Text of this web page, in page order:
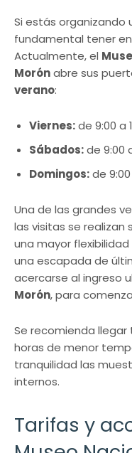
Si estás organizando
fundamental tener
Actualmente, el
Morónabre sus
verano:
Viernes:de 9:00 a
Sábados:de 9:00
Domingos:de
Una de las grandes
las visitas se realizan
una mayor
una escapada de
acercarse al ingreso
Morón, para
Se recomienda
horas de menor
tranquilidad las
internos.
Tarifas y